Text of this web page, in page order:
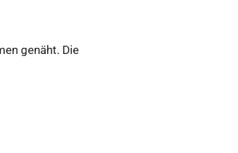
genäht. Die